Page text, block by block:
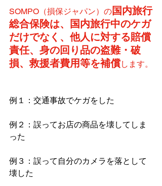
SOMPO（損保ジャパン）の国内旅行
総合保険は、国内旅行中のケガ
だけでなく、他人に対する賠償
責任、身の回り品の盗難・破
損、救援者費用等を補償します。
例１：交通事故でケガをした
例２：誤ってお店の商品を壊してしま
った
例３：誤って自分のカメラを落として
壊した